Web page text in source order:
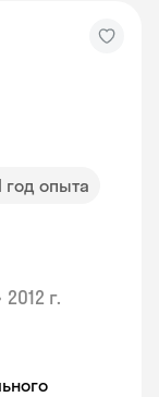
год опыта
2012 г.